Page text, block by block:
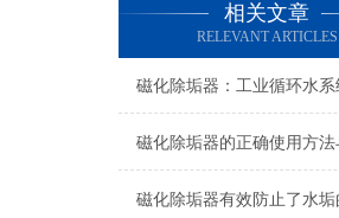
相关文章
RELEVANT ARTICLES
磁化除垢器有效防止了水垢